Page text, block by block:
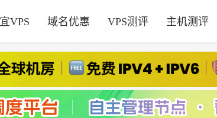
VPS 域名优惠 VPS测评 主机测评